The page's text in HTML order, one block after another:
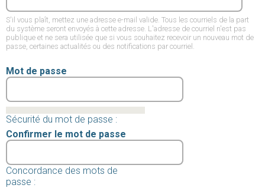
S'il vous plaît, mettez une adresse e-mail valide. Tous les courriels de la part
du système seront envoyés à cette adresse. L'adresse de courriel n'est pas
publique et ne sera utilisée que si vous souhaitez recevoir un nouveau mot de
passe, certaines actualités ou des notifications par courriel.
Mot de passe
Sécurité du mot de passe :
Confirmer le mot de passe
Concordance des mots de
passe :